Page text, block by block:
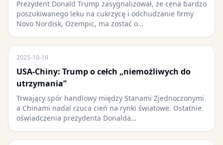
Prezydent Donald Trump zasygnalizował, że cena bardzo
poszukiwanego leku na cukrzycę i odchudzanie firmy
Novo Nordisk, Ozempic, ma zostać o…
2025-10-19
USA-Chiny: Trump o cełch „niemożliwych do
utrzymania”
Trwający spór handlowy między Stanami Zjednoczonymi
a Chinami nadal rzuca cień na rynki światowe. Ostatnie
oświadczenia prezydenta Donalda…